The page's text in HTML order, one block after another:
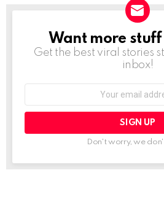
NEWSLETTER
Want more
Get the best viral stories
inbox!
Don't worry, we